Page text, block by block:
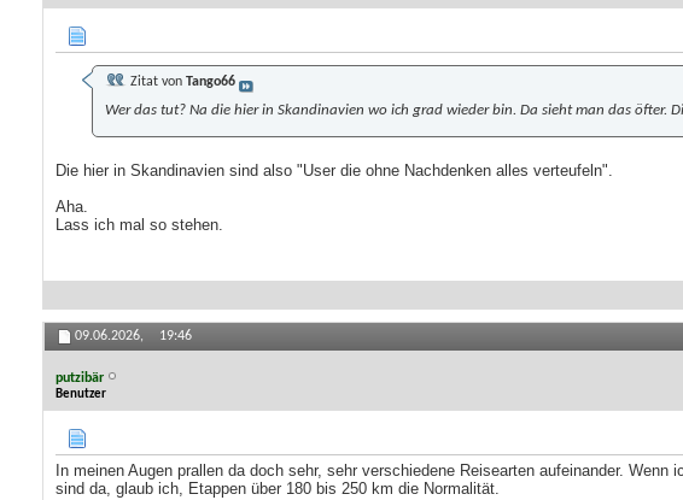
Zitat von Tango66
Wer das tut? Na die hier in Skandinavien wo ich grad wieder bin. Da sieht man das öfter.
Die hier in Skandinavien sind also "User die ohne Nachdenken alles verteufeln".
Aha.
Lass ich mal so stehen.
09.06.2026, 19:46
putzibär
Benutzer
In meinen Augen prallen da doch sehr, sehr verschiedene Reisearten aufeinander.
sind da, glaub ich, Etappen über 180 bis 250 km die Normalität.